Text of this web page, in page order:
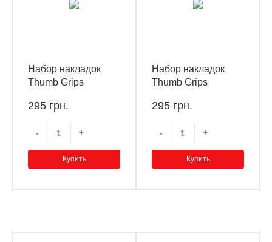
Набор накладок
Thumb Grips
Duty Infinite Warfare
One/Xbox Series X
295 грн.
- +
Купить
Набор накладок
Thumb Grips
CQC Signature
One/Xbox Series X
295 грн.
- +
Купить